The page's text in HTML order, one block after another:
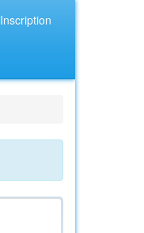
Inscription